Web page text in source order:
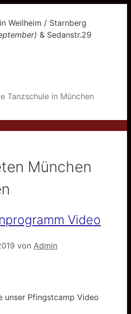
Weilheim / Starnberg
& Sedanstr.29
Tanzschule in München
München
Video
von Admin
unser Pfingstcamp Video